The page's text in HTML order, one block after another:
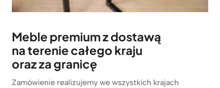
Meble premium z dostawą
na terenie całego kraju
oraz za granicę
Zamówienie realizujemy we wszystkich krajach